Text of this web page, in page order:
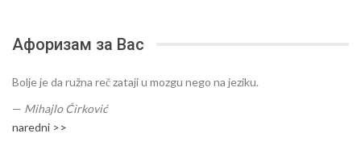
Афоризам за Вас
Bolje je da ružna reč zataji u mozgu nego na jeziku.
— Mihajlo Ćirković
naredni >>